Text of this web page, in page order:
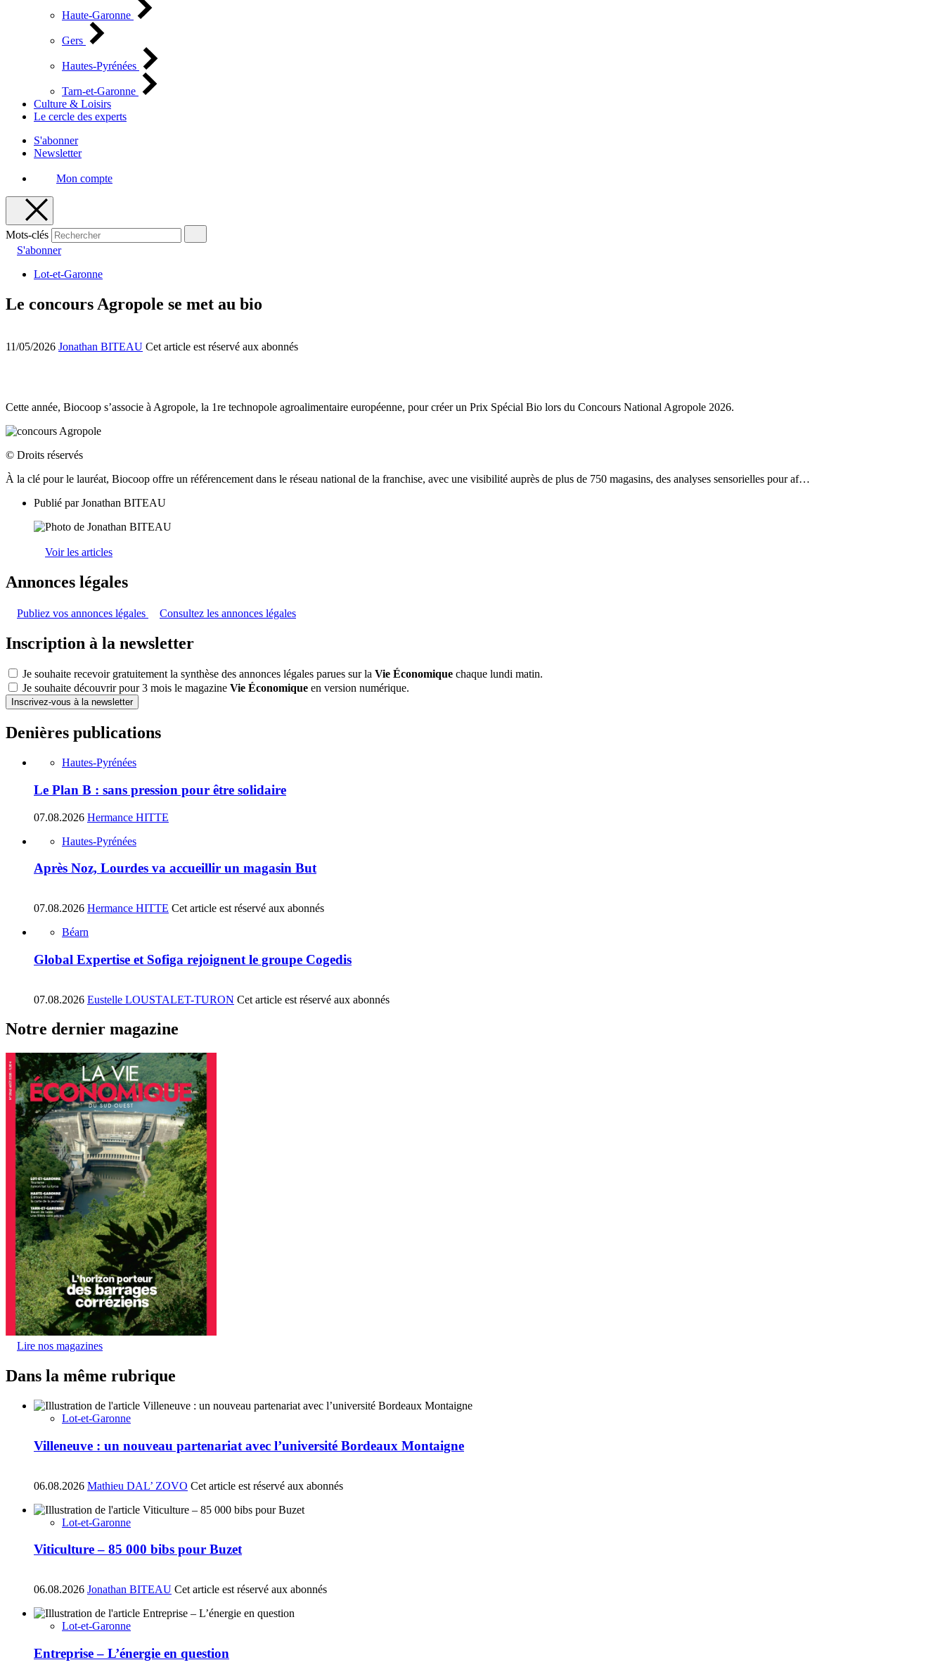
Haute-Garonne
Gers
Hautes-Pyrénées
Tarn-et-Garonne
Culture & Loisirs
Le cercle des experts
S'abonner
Newsletter
Mon compte
Mots-clés
S'abonner
Lot-et-Garonne
Le concours Agropole se met au bio
11/05/2026 Jonathan BITEAU Cet article est réservé aux abonnés
Cette année, Biocoop s’associe à Agropole, la 1re technopole agroalimentaire européenne, pour créer un Prix Spécial Bio lors du Concours National Agropole 2026.
© Droits réservés
À la clé pour le lauréat, Biocoop offre un référencement dans le réseau national de la franchise, avec une visibilité auprès de plus de 750 magasins, des analyses sensorielles pour af…
Publié parJonathan BITEAU
Voir les articles
Annonces légales
Publiez vos annonces légales Consultez les annonces légales
Inscription à la newsletter
Je souhaite recevoir gratuitement la synthèse des annonces légales parues sur la Vie Économique chaque lundi matin.
Je souhaite découvrir pour 3 mois le magazine Vie Économique en version numérique.
Inscrivez-vous à la newsletter
Denières publications
Hautes-Pyrénées
Le Plan B : sans pression pour être solidaire
07.08.2026 Hermance HITTE
Hautes-Pyrénées
Après Noz, Lourdes va accueillir un magasin But
07.08.2026 Hermance HITTE Cet article est réservé aux abonnés
Béarn
Global Expertise et Sofiga rejoignent le groupe Cogedis
07.08.2026 Eustelle LOUSTALET-TURON Cet article est réservé aux abonnés
Notre dernier magazine
Lire nos magazines
Dans la même rubrique
Lot-et-Garonne
Villeneuve : un nouveau partenariat avec l’université Bordeaux Montaigne
06.08.2026 Mathieu DAL’ ZOVO Cet article est réservé aux abonnés
Lot-et-Garonne
Viticulture – 85 000 bibs pour Buzet
06.08.2026 Jonathan BITEAU Cet article est réservé aux abonnés
Lot-et-Garonne
Entreprise – L’énergie en question